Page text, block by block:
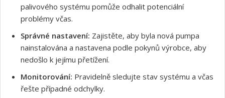
palivového systému pomůže odhalit potenciální
problémy včas.
Správné nastavení: Zajistěte, aby byla nová pumpa
nainstalována a nastavena podle pokynů výrobce, aby
nedošlo k jejímu přetížení.
Monitorování: Pravidelně sledujte stav systému a včas
řešte případné odchylky.